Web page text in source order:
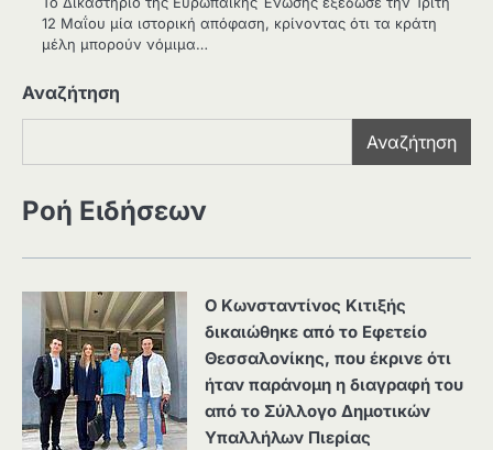
12 Μαΐου μία ιστορική απόφαση, κρίνοντας ότι τα κράτη
μέλη μπορούν νόμιμα…
Αναζήτηση
Αναζήτηση
Ροή Ειδήσεων
Ο Κωνσταντίνος Κιτιξής
δικαιώθηκε από το Εφετείο
Θεσσαλονίκης, που έκρινε ότι
ήταν παράνομη η διαγραφή του
από το Σύλλογο Δημοτικών
Υπαλλήλων Πιερίας